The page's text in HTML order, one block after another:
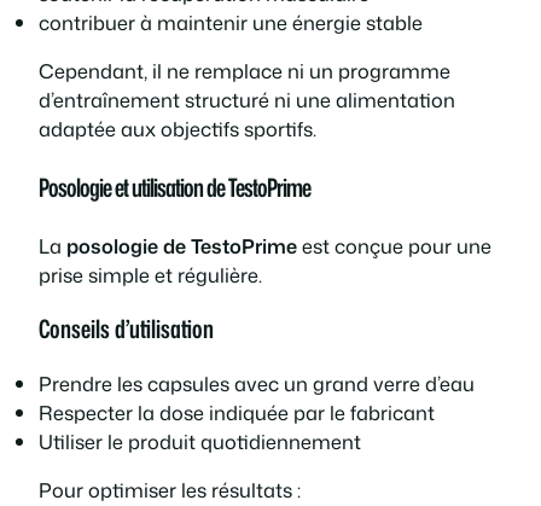
contribuer à maintenir une énergie stable
Cependant, il ne remplace ni un programme
d’entraînement structuré ni une alimentation
adaptée aux objectifs sportifs.
Posologie et utilisation de TestoPrime
La posologie de TestoPrimeest conçue pour une
prise simple et régulière.
Conseils d’utilisation
Prendre les capsules avec un grand verre d’eau
Respecter la dose indiquée par le fabricant
Utiliser le produit quotidiennement
Pour optimiser les résultats :